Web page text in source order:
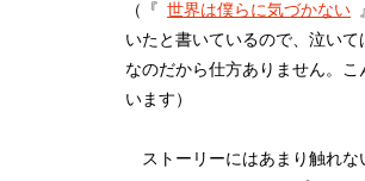
（『 世界は僕らに気づかない
いたと書いているので、泣い
なのだから仕方ありません。
います）
ストーリーにはあまり触れな